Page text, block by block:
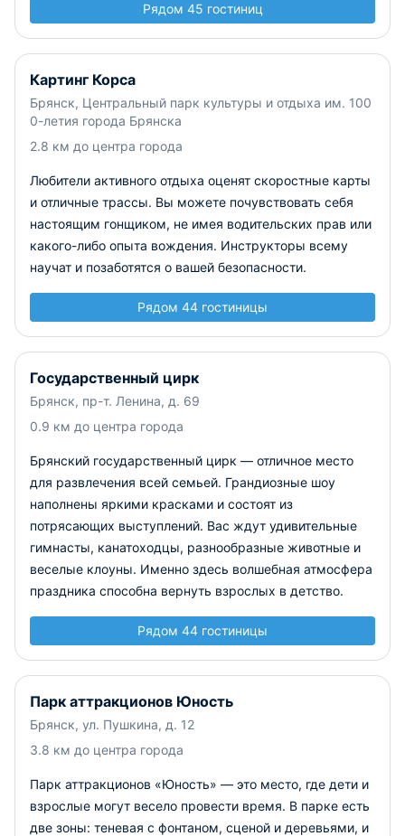
Рядом 45 гостиниц
Картинг Корса
Брянск, Центральный парк культуры и отдыха им. 100
0-летия города Брянска
2.8 км до центра города
Любители активного отдыха оценят скоростные карты
и отличные трассы. Вы можете почувствовать себя
настоящим гонщиком, не имея водительских прав или
какого-либо опыта вождения. Инструкторы всему
научат и позаботятся о вашей безопасности.
Рядом 44 гостиницы
Государственный цирк
Брянск, пр-т. Ленина, д. 69
0.9 км до центра города
Брянский государственный цирк — отличное место
для развлечения всей семьей. Грандиозные шоу
наполнены яркими красками и состоят из
потрясающих выступлений. Вас ждут удивительные
гимнасты, канатоходцы, разнообразные животные и
веселые клоуны. Именно здесь волшебная атмосфера
праздника способна вернуть взрослых в детство.
Рядом 44 гостиницы
Парк аттракционов Юность
Брянск, ул. Пушкина, д. 12
3.8 км до центра города
Парк аттракционов «Юность» — это место, где дети и
взрослые могут весело провести время. В парке есть
две зоны: теневая с фонтаном, сценой и деревьями, и